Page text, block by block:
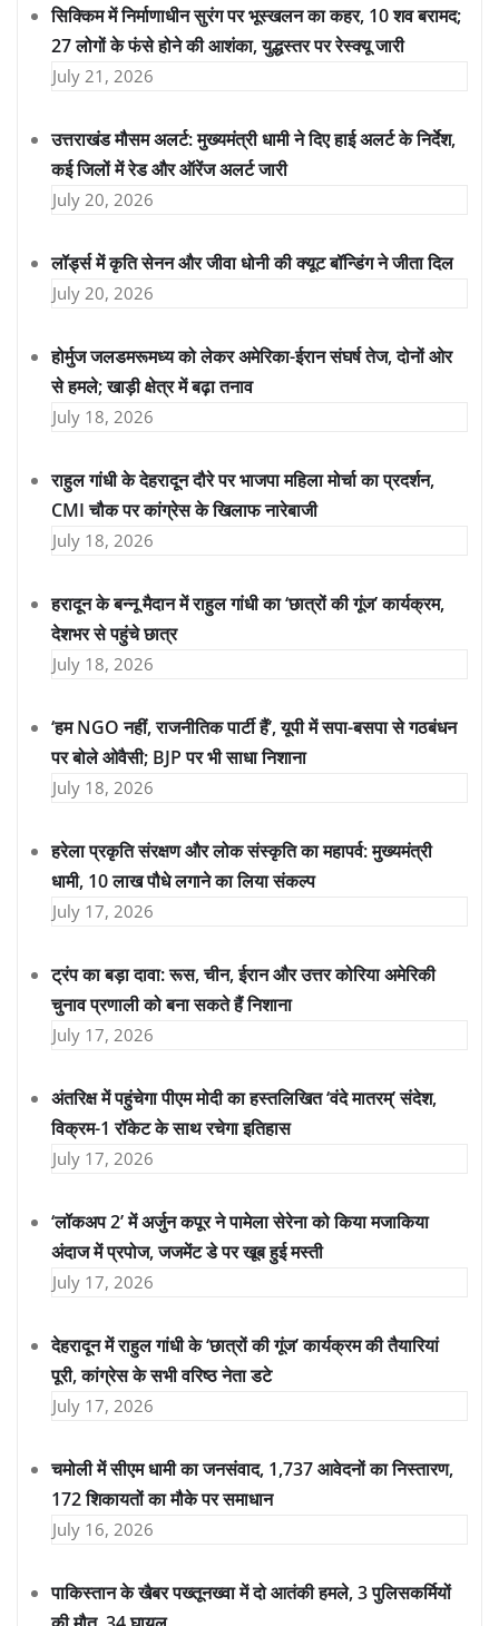
सिक्किम में निर्माणाधीन सुरंग पर भूस्खलन का कहर, 10 शव बरामद;
27 लोगों के फंसे होने की आशंका, युद्धस्तर पर रेस्क्यू जारी
July 21, 2026
उत्तराखंड मौसम अलर्ट: मुख्यमंत्री धामी ने दिए हाई अलर्ट के निर्देश,
कई जिलों में रेड और ऑरेंज अलर्ट जारी
July 20, 2026
लॉर्ड्स में कृति सेनन और जीवा धोनी की क्यूट बॉन्डिंग ने जीता दिल
July 20, 2026
होर्मुज जलडमरूमध्य को लेकर अमेरिका-ईरान संघर्ष तेज, दोनों ओर
से हमले; खाड़ी क्षेत्र में बढ़ा तनाव
July 18, 2026
राहुल गांधी के देहरादून दौरे पर भाजपा महिला मोर्चा का प्रदर्शन,
CMI चौक पर कांग्रेस के खिलाफ नारेबाजी
July 18, 2026
हरादून के बन्नू मैदान में राहुल गांधी का ‘छात्रों की गूंज’ कार्यक्रम,
देशभर से पहुंचे छात्र
July 18, 2026
‘हम NGO नहीं, राजनीतिक पार्टी हैं’, यूपी में सपा-बसपा से गठबंधन
पर बोले ओवैसी; BJP पर भी साधा निशाना
July 18, 2026
हरेला प्रकृति संरक्षण और लोक संस्कृति का महापर्व: मुख्यमंत्री
धामी, 10 लाख पौधे लगाने का लिया संकल्प
July 17, 2026
ट्रंप का बड़ा दावा: रूस, चीन, ईरान और उत्तर कोरिया अमेरिकी
चुनाव प्रणाली को बना सकते हैं निशाना
July 17, 2026
अंतरिक्ष में पहुंचेगा पीएम मोदी का हस्तलिखित ‘वंदे मातरम्’ संदेश,
विक्रम-1 रॉकेट के साथ रचेगा इतिहास
July 17, 2026
‘लॉकअप 2’ में अर्जुन कपूर ने पामेला सेरेना को किया मजाकिया
अंदाज में प्रपोज, जजमेंट डे पर खूब हुई मस्ती
July 17, 2026
देहरादून में राहुल गांधी के ‘छात्रों की गूंज’ कार्यक्रम की तैयारियां
पूरी, कांग्रेस के सभी वरिष्ठ नेता डटे
July 17, 2026
चमोली में सीएम धामी का जनसंवाद, 1,737 आवेदनों का निस्तारण,
172 शिकायतों का मौके पर समाधान
July 16, 2026
पाकिस्तान के खैबर पख्तूनख्वा में दो आतंकी हमले, 3 पुलिसकर्मियों